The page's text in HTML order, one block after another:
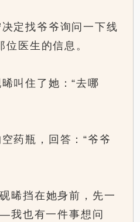
定找爷爷询问一下线
医生的信息。
叫住了她：“去哪
药瓶，回答：“爷爷
晞挡在她身前，先一
我也有一件事想问